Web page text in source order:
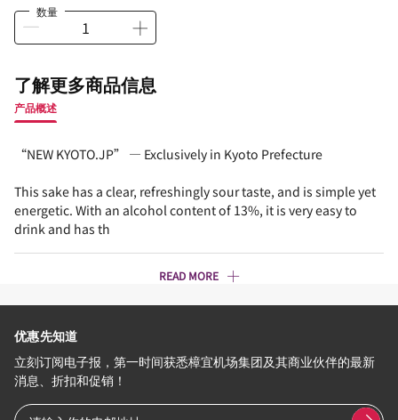
数量
了解更多商品信息
产品概述
“NEW KYOTO.JP” — Exclusively in Kyoto Prefecture
This sake has a clear, refreshingly sour taste, and is simple yet
energetic. With an alcohol content of 13%, it is very easy to
drink and has th
READ MORE
优惠先知道
立刻订阅电子报，第一时间获悉樟宜机场集团及其商业伙伴的最新
消息、折扣和促销！